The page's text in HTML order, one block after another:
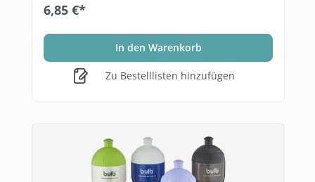
6,85 €*
In den Warenkorb
Zu Bestelllisten hinzufügen